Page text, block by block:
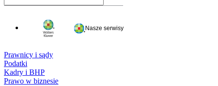
Nasze serwisy
Prawnicy i sądy
Podatki
Kadry i BHP
Prawo w biznesie